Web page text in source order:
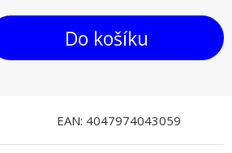
Do košíku
EAN: 4047974043059